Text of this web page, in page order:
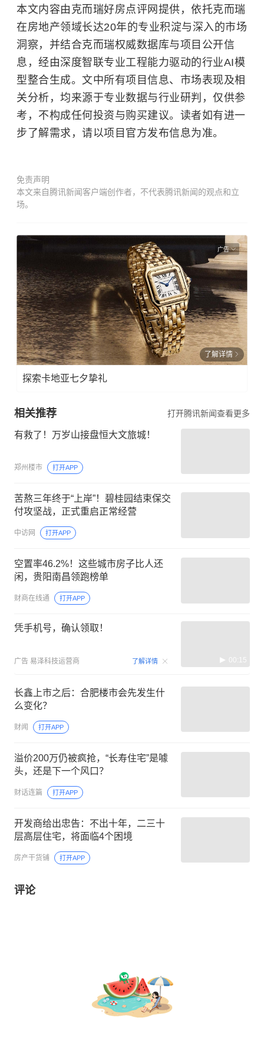
本文内容由克而瑞好房点评网提供，依托克而瑞
在房地产领域长达20年的专业积淀与深入的市场
洞察，并结合克而瑞权威数据库与项目公开信
息，经由深度智联专业工程能力驱动的行业AI模
型整合生成。文中所有项目信息、市场表现及相
关分析，均来源于专业数据与行业研判，仅供参
考，不构成任何投资与购买建议。读者如有进一
步了解需求，请以项目官方发布信息为准。
免责声明
本文来自腾讯新闻客户端创作者，不代表腾讯新闻的观点和立
场。
广告
了解详情
探索卡地亚七夕挚礼
相关推荐 打开腾讯新闻查看更多
有救了！万岁山接盘恒大文旅城！
郑州楼市 打开APP
苦熬三年终于“上岸”！碧桂园结束保交
付攻坚战，正式重启正常经营
中访网 打开APP
空置率46.2%！这些城市房子比人还
闲，贵阳南昌领跑榜单
财商在线通 打开APP
凭手机号，确认领取！
广告 易泽科技运营商 了解详情 00:15
长鑫上市之后：合肥楼市会先发生什
么变化？
财闻 打开APP
溢价200万仍被疯抢，“长寿住宅”是噱
头，还是下一个风口？
财话连篇 打开APP
开发商给出忠告：不出十年，二三十
层高层住宅，将面临4个困境
房产干货铺 打开APP
评论